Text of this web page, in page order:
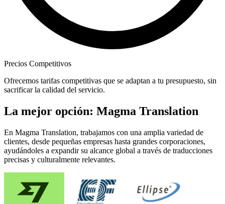
Precios Competitivos
Ofrecemos tarifas competitivas que se adaptan a tu presupuesto, sin
sacrificar la calidad del servicio.
La mejor opción: Magma Translation
En Magma Translation, trabajamos con una amplia variedad de
clientes, desde pequeñas empresas hasta grandes corporaciones,
ayudándoles a expandir su alcance global a través de traducciones
precisas y culturalmente relevantes.